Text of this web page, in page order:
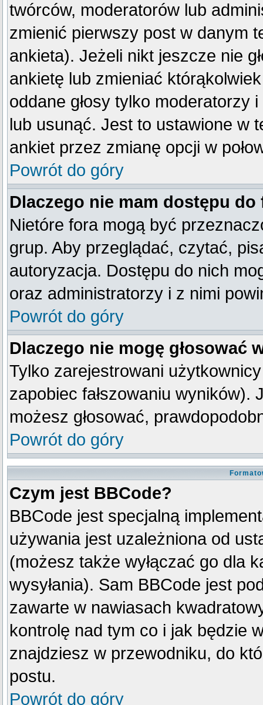
twórców, moderatorów lub
zmienić pierwszy post w danym
ankieta). Jeżeli nikt jeszcze nie
ankietę lub zmieniać
oddane głosy tylko moderatorzy
lub usunąć. Jest to ustawione w
ankiet przez zmianę opcji w
Powrót do góry
Dlaczego nie mam dostępu do
Nietóre fora mogą być
grup. Aby przeglądać, czytać,
autoryzacja. Dostępu do nich
oraz administratorzy i z nimi
Powrót do góry
Dlaczego nie mogę głosować
Tylko zarejestrowani
zapobiec fałszowaniu wyników).
możesz głosować,
Powrót do góry
Czym jest BBCode?
BBCode jest specjalną
używania jest uzależniona od
(możesz także wyłączać go dla
wysyłania). Sam BBCode jest
zawarte w nawiasach
kontrolę nad tym co i jak będzie
znajdziesz w przewodniku, do
postu.
Powrót do góry